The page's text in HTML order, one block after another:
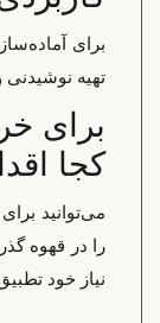
برای
تهیه نوشیدنی و
برای
کجا
می‌توانید
را در قهوه
نیاز خود تطبیق